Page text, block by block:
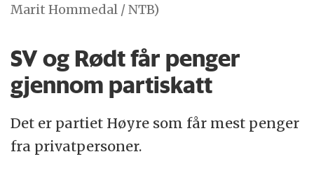
Marit Hommedal / NTB)
SV og Rødt får penger
gjennom partiskatt
Det er partiet Høyre som får mest penger
fra privatpersoner.